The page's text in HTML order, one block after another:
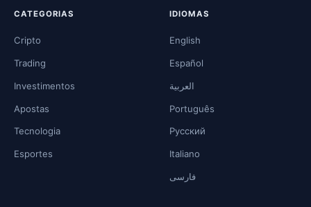
CATEGORIAS
Cripto
Trading
Investimentos
Apostas
Tecnologia
Esportes
IDIOMAS
English
Español
العربية
Português
Русский
Italiano
فارسی